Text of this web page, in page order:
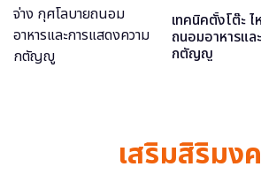
เทคนิคตั้งโต๊ะ
ถนอมอาหารแล
กตัญญู
เสริมสิริมง